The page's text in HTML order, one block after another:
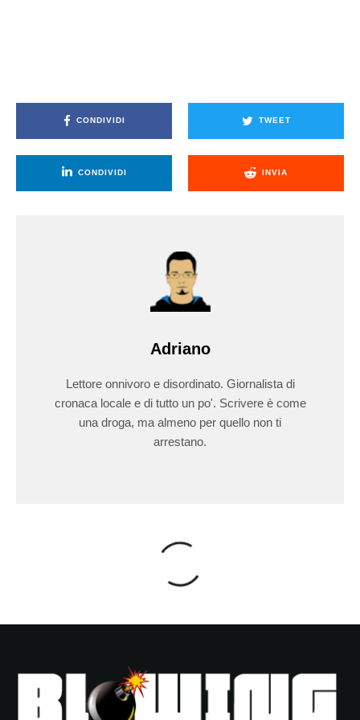
CONDIVIDI TWEET
CONDIVIDI INVIA
Adriano
Lettore onnivoro e disordinato. Giornalista di
cronaca locale e di tutto un po'. Scrivere è come
una droga, ma almeno per quello non ti
arrestano.